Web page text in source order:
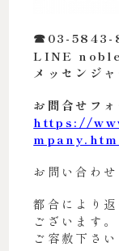
☎︎03-5843-
LINE
メッセンジ
お問合せフォ
https://
お問い合わ
都合により
ございます。
ご容赦下さ